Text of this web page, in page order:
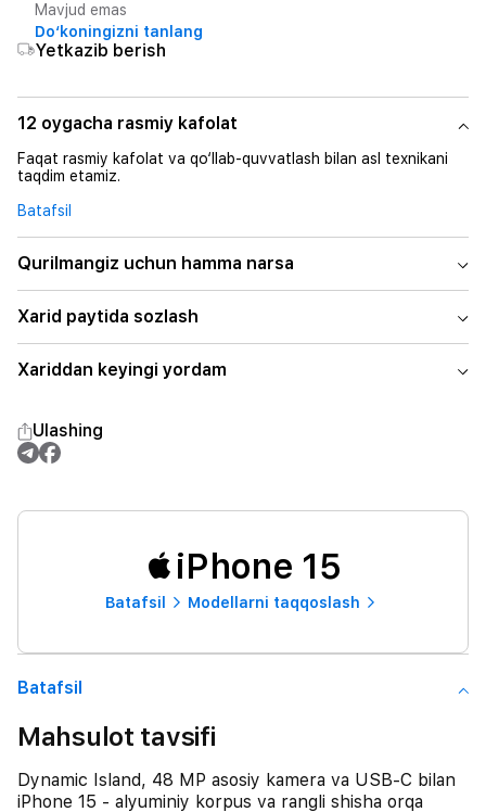
Mavjud emas
Do‘koningizni tanlang
Yetkazib berish
12 oygacha rasmiy kafolat
Faqat rasmiy kafolat va qo‘llab-quvvatlash bilan asl texnikani
taqdim etamiz.
Batafsil
Qurilmangiz uchun hamma narsa
Xarid paytida sozlash
Xariddan keyingi yordam
Ulashing
iPhone 15
Batafsil Modellarni taqqoslash
Batafsil
Mahsulot tavsifi
Dynamic Island, 48 MP asosiy kamera va USB-C bilan
iPhone 15 - alyuminiy korpus va rangli shisha orqa